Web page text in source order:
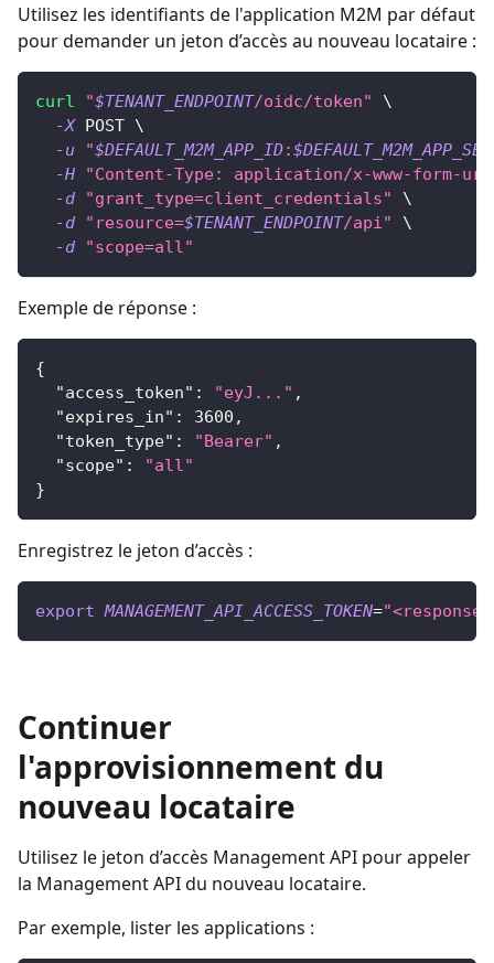
Utilisez les identifiants de l'application M2M par défaut
pour demander un jeton d’accès au nouveau locataire :
curl "$TENANT_ENDPOINT/oidc/token"
\
-X POST \
-u
"$DEFAULT_M2M_APP_ID:
-H
"Content-Type: application/x-www-form-
-d
"grant_type=client_credentials"
\
-d
"resource=$TENANT_ENDPOINT/api"
\
-d
"scope=all"
Exemple de réponse :
{
"access_token" : "eyJ..." ,
"expires_in" : 3600 ,
"token_type" : "Bearer" ,
"scope" :
"all"
}
Enregistrez le jeton d’accès :
export MANAGEMENT_API_ACCESS_TOKEN=
Continuer
l'approvisionnement du
nouveau locataire
Utilisez le jeton d’accès Management API pour appeler
la Management API du nouveau locataire.
Par exemple, lister les applications :